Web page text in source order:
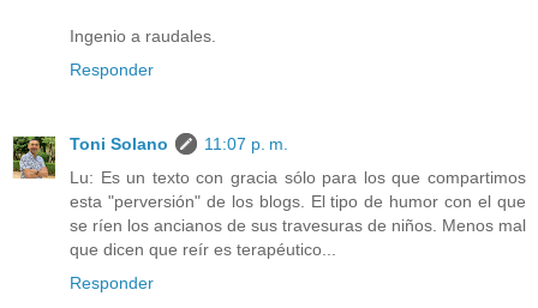
Ingenio a raudales.
Responder
Toni Solano
11:07 p. m.
Lu: Es un texto con gracia sólo para los que compartimos
esta "perversión" de los blogs. El tipo de humor con el que
se ríen los ancianos de sus travesuras de niños. Menos mal
que dicen que reír es terapéutico...
Responder